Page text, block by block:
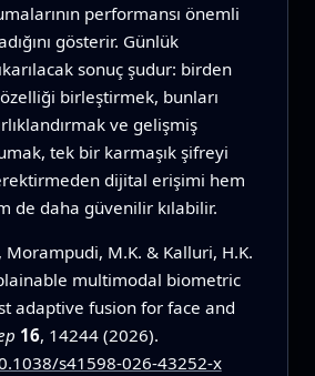
performansı önemli
gösterir. Günlük
sonuç şudur: birden
birleştirmek, bunları
ve gelişmiş
tek bir karmaşık şifreyi
dijital erişimi hem
de daha güvenilir kılabilir.
Morampudi, M.K. & Kalluri, H.K.
multimodal biometric
adaptive fusion for face and
16, 14244 (2026).
s41598-026-43252-x